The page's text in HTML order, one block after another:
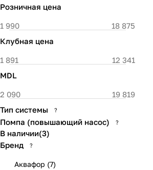
Розничная цена
Клубная цена
MDL
Тип системы ?
Помпа (повышающий насос) ?
В наличии(3)
Бренд
?
Аквафор (7)